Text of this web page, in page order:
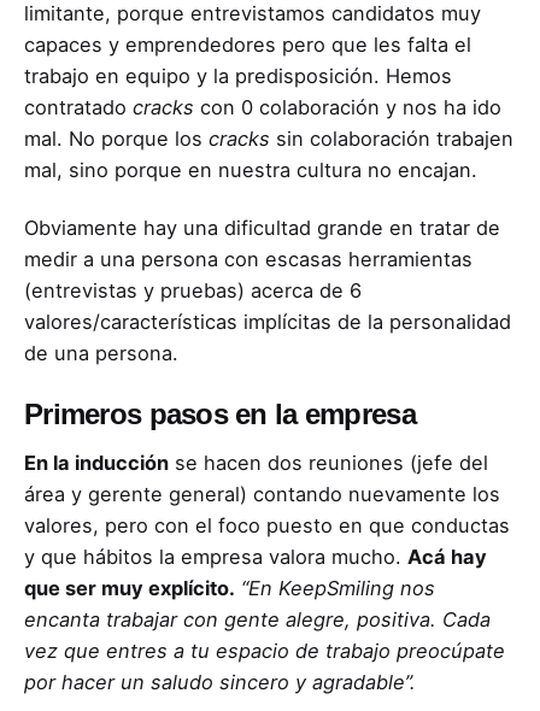
limitante, porque entrevistamos candidatos muy
capaces y emprendedores pero que les falta el
trabajo en equipo y la predisposición. Hemos
contratado cracks con 0 colaboración y nos ha ido
mal. No porque los cracks sin colaboración trabajen
mal, sino porque en nuestra cultura no encajan.
Obviamente hay una dificultad grande en tratar de
medir a una persona con escasas herramientas
(entrevistas y pruebas) acerca de 6
valores/características implícitas de la personalidad
de una persona.
Primeros pasos en la empresa
En la inducción se hacen dos reuniones (jefe del
área y gerente general) contando nuevamente los
valores, pero con el foco puesto en que conductas
y que hábitos la empresa valora mucho. Acá hay
que ser muy explícito. “En KeepSmiling nos
encanta trabajar con gente alegre, positiva. Cada
vez que entres a tu espacio de trabajo preocúpate
por hacer un saludo sincero y agradable”.